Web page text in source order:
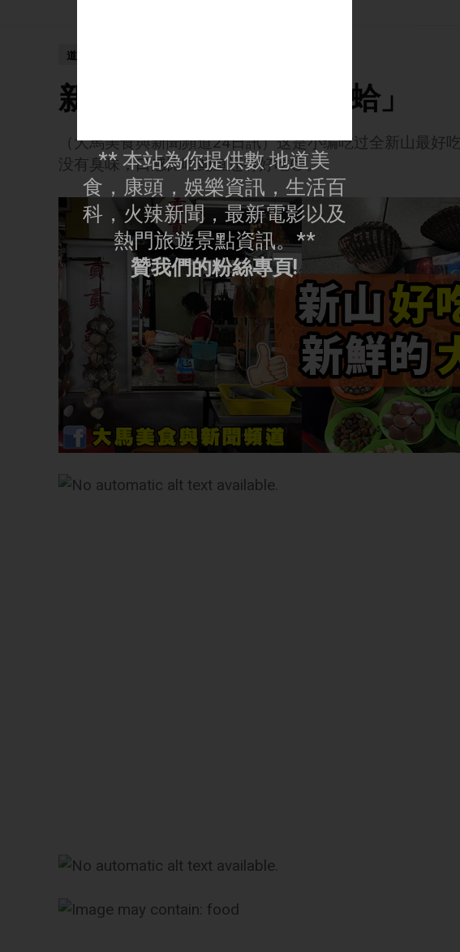
道地美食
新山好吃又新鮮的「大蛤」
（大馬美食與新聞頻道24日訊）这是小编吃过全新山最好
没有臭味，口感比吃鲍鱼还有好吃😋。
** 本站為你提供數 地道美
食，康頭，娛樂資訊，生活百
科，火辣新聞，最新電影以及
熱門旅遊景點資訊。**
贊我們的粉絲專頁!